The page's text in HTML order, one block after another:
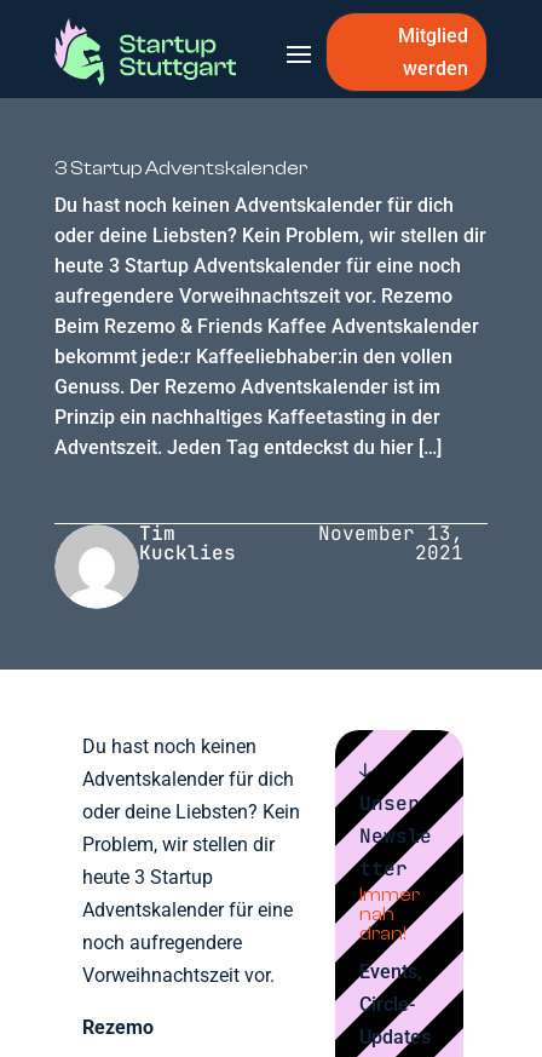
Mitglied
werden
3 Startup Adventskalender
Du hast noch keinen Adventskalender für dich
oder deine Liebsten? Kein Problem, wir stellen dir
heute 3 Startup Adventskalender für eine noch
aufregendere Vorweihnachtszeit vor. Rezemo
Beim Rezemo & Friends Kaffee Adventskalender
bekommt jede:r Kaffeeliebhaber:in den vollen
Genuss. Der Rezemo Adventskalender ist im
Prinzip ein nachhaltiges Kaffeetasting in der
Adventszeit. Jeden Tag entdeckst du hier […]
Tim
Kucklies
November 13,
2021
Du hast noch keinen
Adventskalender für dich
oder deine Liebsten? Kein
Problem, wir stellen dir
heute 3 Startup
Adventskalender für eine
noch aufregendere
Vorweihnachtszeit vor.
Rezemo
↓
Unser
Newsle
tter
Immer
nah
dran!
Events,
Circle-
Updates